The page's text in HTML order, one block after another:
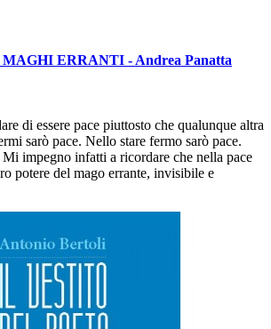
ERRANTI - Andrea Panatta
di essere pace piuttosto che qualunque altra
sarò pace. Nello stare fermo sarò pace.
Mi impegno infatti a ricordare che nel­la pace
potere del mago errante, invisibile e